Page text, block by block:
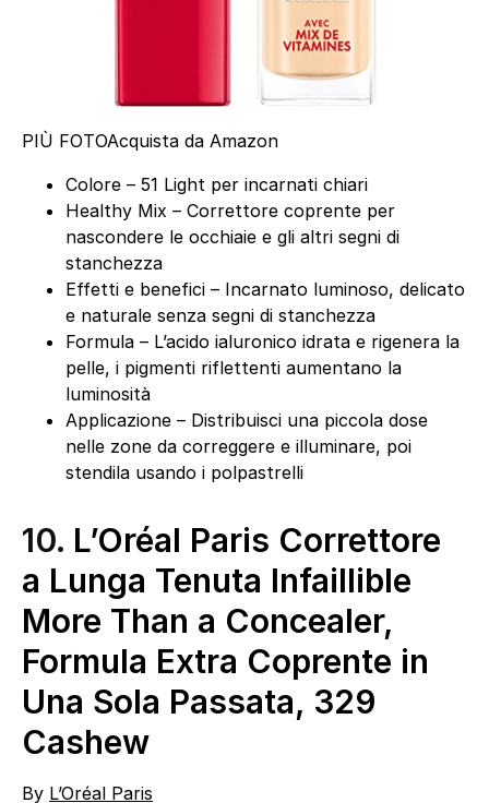
PIÙ FOTOAcquista da Amazon
Colore – 51 Light per incarnati chiari
Healthy Mix – Correttore coprente per
nascondere le occhiaie e gli altri segni di
stanchezza
Effetti e benefici – Incarnato luminoso, delicato
e naturale senza segni di stanchezza
Formula – L’acido ialuronico idrata e rigenera la
pelle, i pigmenti riflettenti aumentano la
luminosità
Applicazione – Distribuisci una piccola dose
nelle zone da correggere e illuminare, poi
stendila usando i polpastrelli
10. L’Oréal Paris Correttore
a Lunga Tenuta Infaillible
More Than a Concealer,
Formula Extra Coprente in
Una Sola Passata, 329
Cashew
By L’Oréal Paris